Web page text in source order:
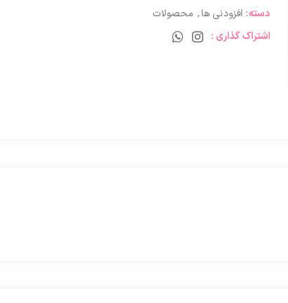
دسته: افزودنی ها, محصولات
اشتراک گذاری :